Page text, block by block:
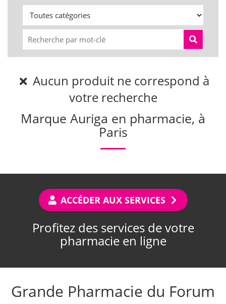
Aucun produit ne correspond à
votre recherche
Marque Auriga en pharmacie, à
Paris
ACCÉDER AUX SERVICES
Profitez des services de votre
pharmacie en ligne
Grande Pharmacie du Forum